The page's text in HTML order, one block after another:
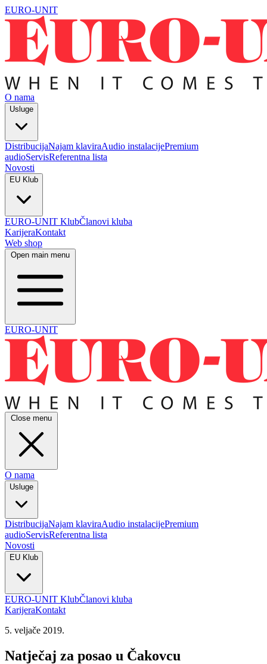
EURO-UNIT
O nama
Usluge
DistribucijaNajam klaviraAudio instalacijePremium
audioServisReferentna lista
Novosti
EU Klub
EURO-UNIT KlubČlanovi kluba
KarijeraKontakt
Web shop
Open main menu
EURO-UNIT
Close menu
O nama
Usluge
DistribucijaNajam klaviraAudio instalacijePremium
audioServisReferentna lista
Novosti
EU Klub
EURO-UNIT KlubČlanovi kluba
KarijeraKontakt
5. veljače 2019.
Natječaj za posao u Čakovcu